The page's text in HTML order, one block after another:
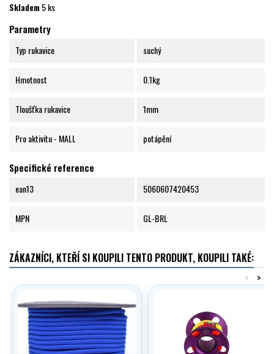
Skladem5 ks
Parametry
Typ rukavice suchý
Hmotnost 0.1kg
Tloušťka rukavice 1mm
Pro aktivitu - MALL potápění
Specifické reference
ean13 5060607420453
MPN GL-BRL
ZÁKAZNÍCI, KTEŘÍ SI KOUPILI TENTO PRODUKT, KOUPILI TAKÉ:
>
<